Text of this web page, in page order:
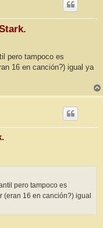
pero tampoco es
16 en canción?) igual ya
pero tampoco es
(eran 16 en canción?) igual